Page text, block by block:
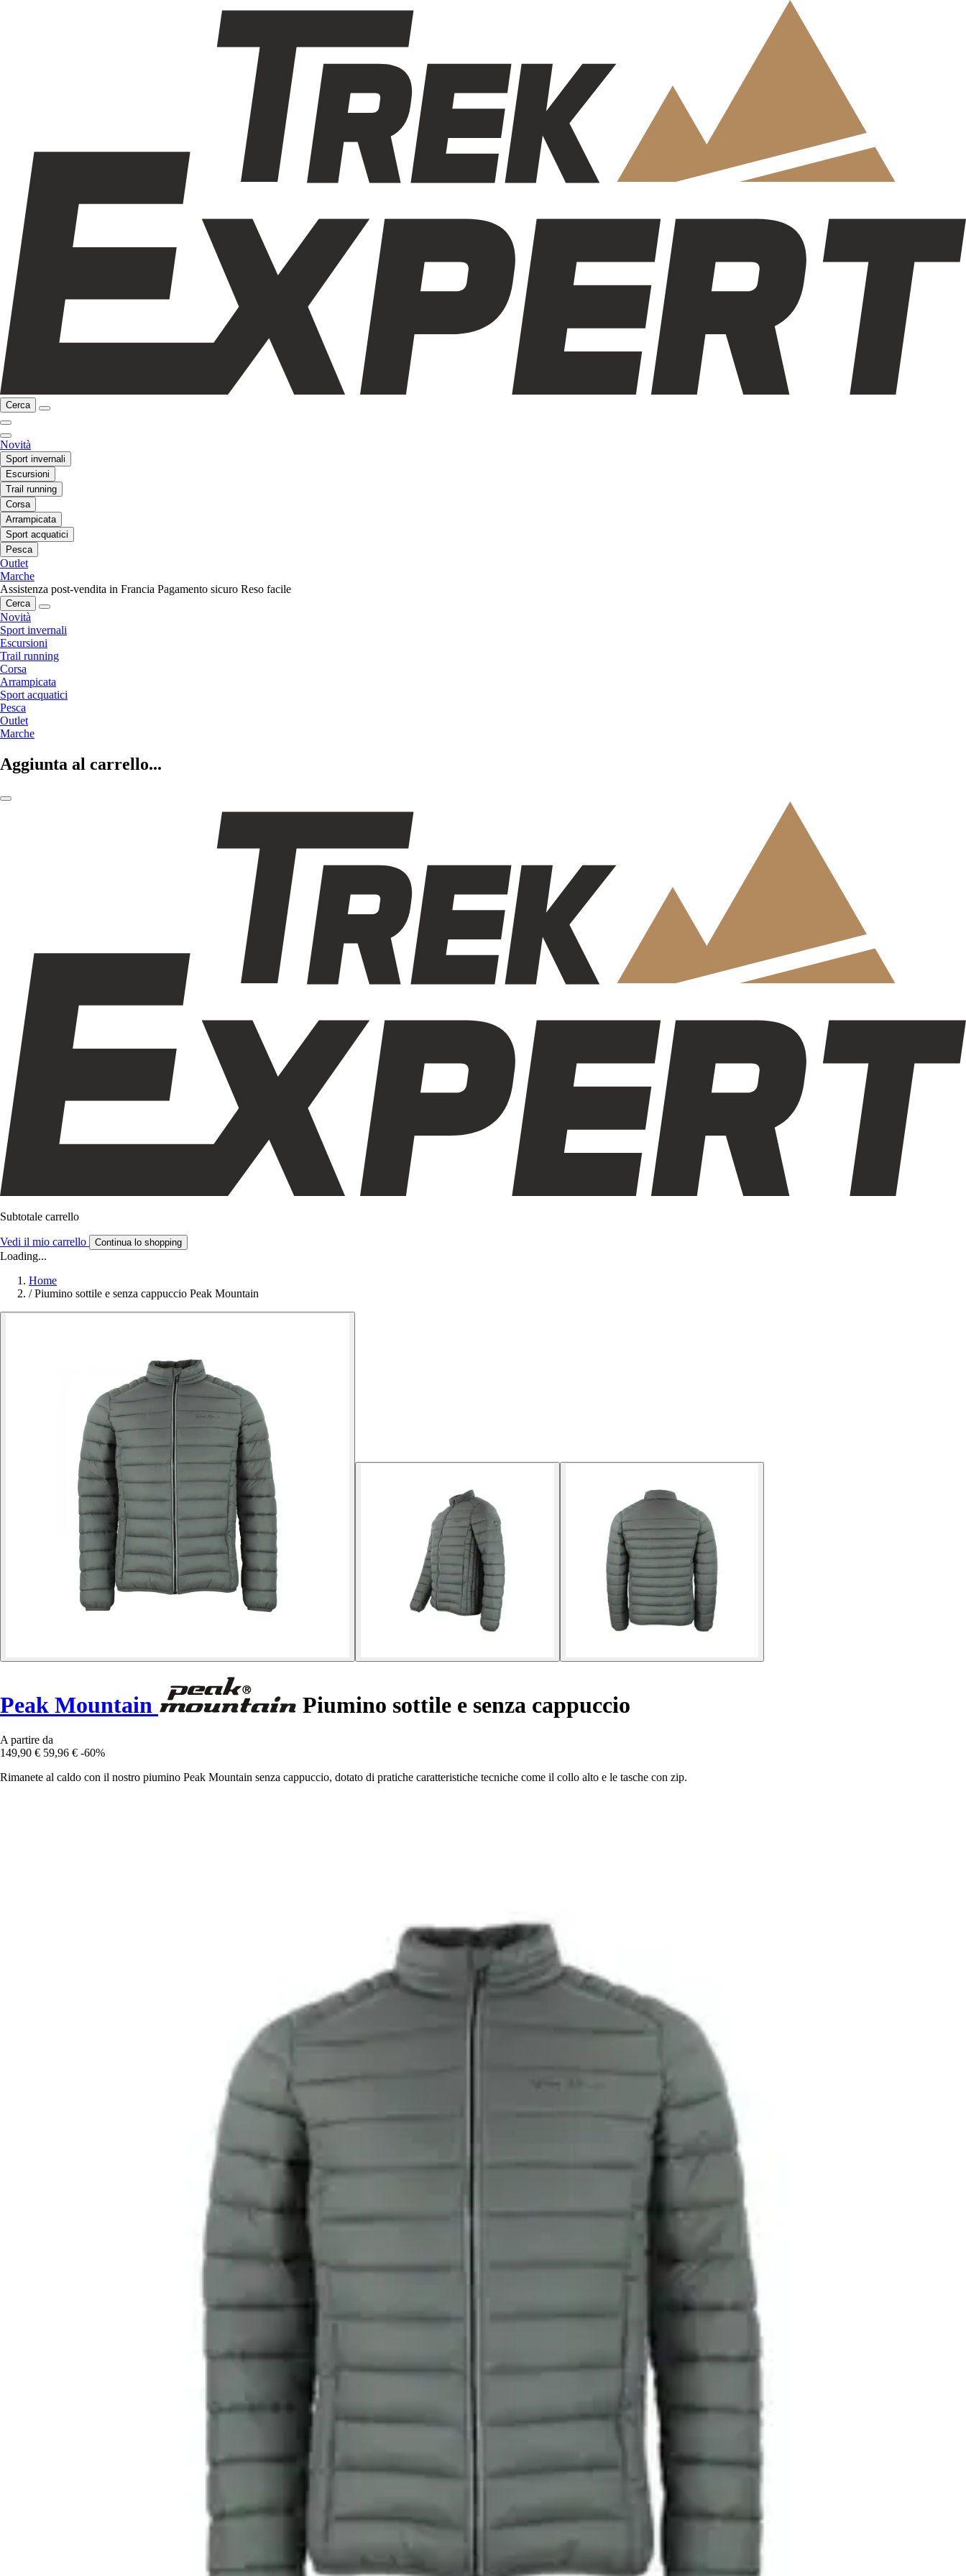
Cerca
Novità
Sport invernali
Escursioni
Trail running
Corsa
Arrampicata
Sport acquatici
Pesca
Outlet
Marche
Assistenza post-vendita in Francia Pagamento sicuro Reso facile
Cerca
Novità
Sport invernali
Escursioni
Trail running
Corsa
Arrampicata
Sport acquatici
Pesca
Outlet
Marche
Aggiunta al carrello...
Subtotale carrello
Vedi il mio carrello Continua lo shopping
Loading...
Home
/ Piumino sottile e senza cappuccio Peak Mountain
Peak Mountain Piumino sottile e senza cappuccio
A partire da
149,90 € 59,96 € -60%
Rimanete al caldo con il nostro piumino Peak Mountain senza cappuccio, dotato di pratiche caratteristiche tecniche come il collo alto e le tasche con zip.